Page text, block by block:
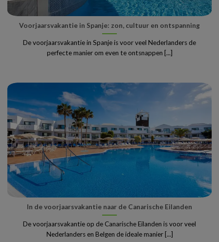
Voorjaarsvakantie in Spanje: zon, cultuur en ontspanning
De voorjaarsvakantie in Spanje is voor veel Nederlanders de
perfecte manier om even te ontsnappen [...]
In de voorjaarsvakantie naar de Canarische Eilanden
De voorjaarsvakantie op de Canarische Eilanden is voor veel
Nederlanders en Belgen de ideale manier [...]